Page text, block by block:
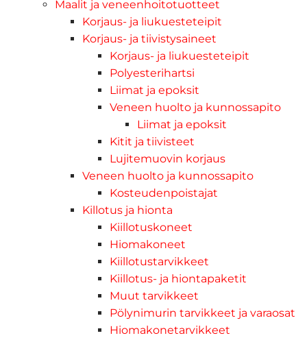
Maalit ja veneenhoitotuotteet
Korjaus- ja liukuesteteipit
Korjaus- ja tiivistysaineet
Korjaus- ja liukuesteteipit
Polyesterihartsi
Liimat ja epoksit
Veneen huolto ja kunnossapito
Liimat ja epoksit
Kitit ja tiivisteet
Lujitemuovin korjaus
Veneen huolto ja kunnossapito
Kosteudenpoistajat
Killotus ja hionta
Kiillotuskoneet
Hiomakoneet
Kiillotustarvikkeet
Kiillotus- ja hiontapaketit
Muut tarvikkeet
Pölynimurin tarvikkeet ja varaosat
Hiomakonetarvikkeet